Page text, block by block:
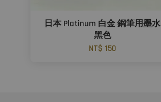
日本 Platinum 白金 鋼筆用墨水
黑色
NT$ 150